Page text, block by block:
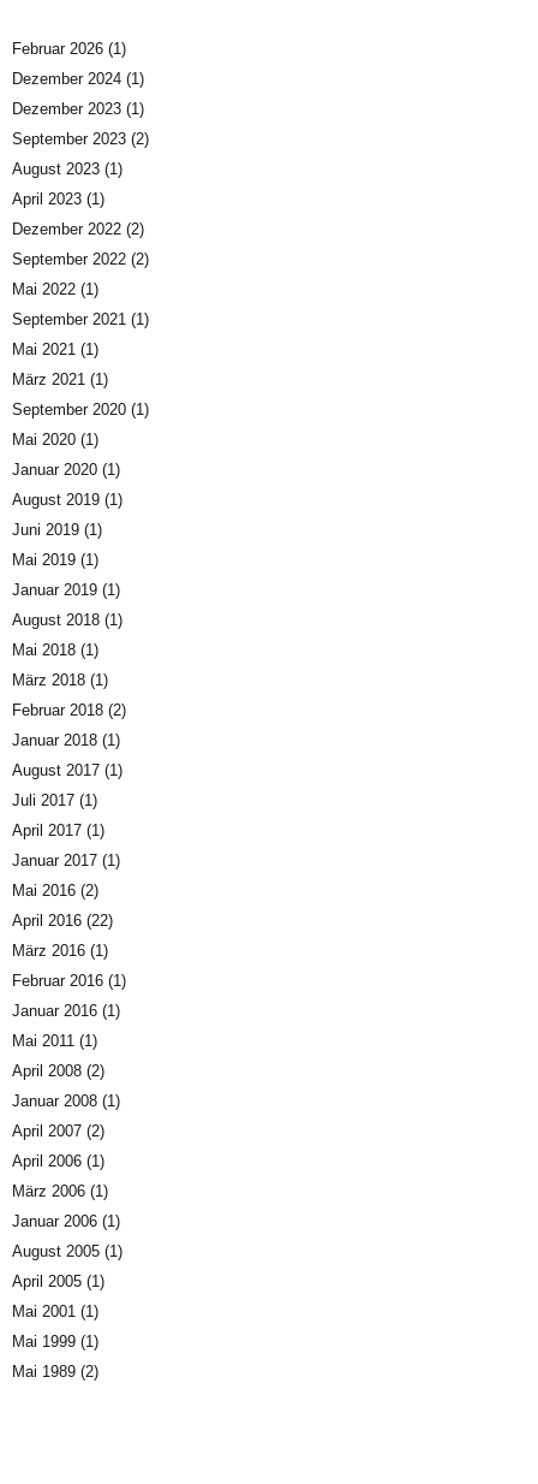
Februar 2026 (1)
Dezember 2024 (1)
Dezember 2023 (1)
September 2023 (2)
August 2023 (1)
April 2023 (1)
Dezember 2022 (2)
September 2022 (2)
Mai 2022 (1)
September 2021 (1)
Mai 2021 (1)
März 2021 (1)
September 2020 (1)
Mai 2020 (1)
Januar 2020 (1)
August 2019 (1)
Juni 2019 (1)
Mai 2019 (1)
Januar 2019 (1)
August 2018 (1)
Mai 2018 (1)
März 2018 (1)
Februar 2018 (2)
Januar 2018 (1)
August 2017 (1)
Juli 2017 (1)
April 2017 (1)
Januar 2017 (1)
Mai 2016 (2)
April 2016 (22)
März 2016 (1)
Februar 2016 (1)
Januar 2016 (1)
Mai 2011 (1)
April 2008 (2)
Januar 2008 (1)
April 2007 (2)
April 2006 (1)
März 2006 (1)
Januar 2006 (1)
August 2005 (1)
April 2005 (1)
Mai 2001 (1)
Mai 1999 (1)
Mai 1989 (2)